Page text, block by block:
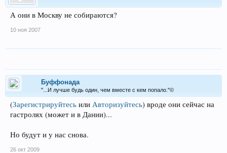
А они в Москву не собираются?
10 ноя 2007
Буффонада
"...И лучше будь один, чем вместе с кем попало."©
(Зарегистрируйтесь или Авторизуйтесь) вроде они сейчас на
гастролях (может и в Дании)...
Но будут и у нас снова.
26 окт 2009